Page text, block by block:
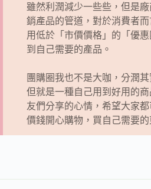
雖然利潤減少一些些，但是
銷產品的管道，對於消費者
用低於「市價價格」的「優
到自己需要的產品。
團購圈我也不是大咖，分潤其
但就是一種自己用到好用的
友們分享的心情，希望大家
價錢開心購物，買自己需要的